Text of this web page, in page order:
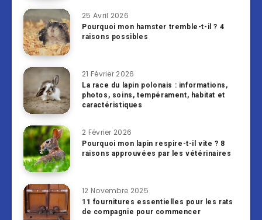
25 Avril 2026
Pourquoi mon hamster tremble-t-il ? 4
raisons possibles
21 Février 2026
La race du lapin polonais : informations,
photos, soins, tempérament, habitat et
caractéristiques
2 Février 2026
Pourquoi mon lapin respire-t-il vite ? 8
raisons approuvées par les vétérinaires
12 Novembre 2025
11 fournitures essentielles pour les rats
de compagnie pour commencer